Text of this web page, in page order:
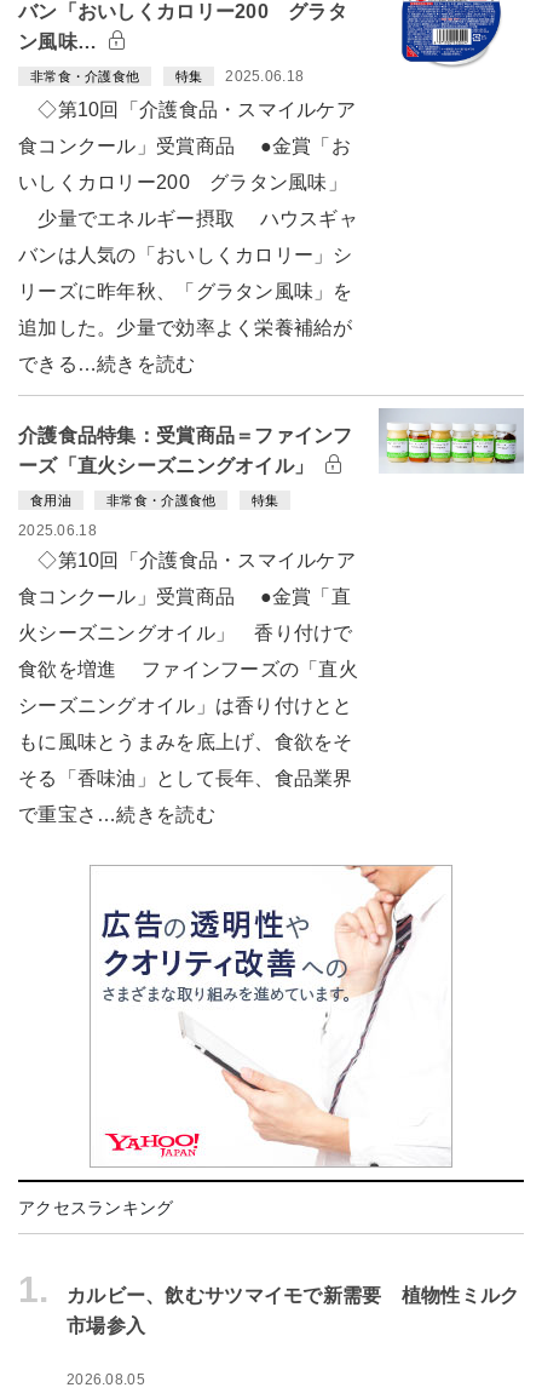
バン「おいしくカロリー200 グラタ
ン風味…
非常食・介護食他 特集 2025.06.18
◇第10回「介護食品・スマイルケア
食コンクール」受賞商品 ●金賞「お
いしくカロリー200 グラタン風味」
少量でエネルギー摂取 ハウスギャ
バンは人気の「おいしくカロリー」シ
リーズに昨年秋、「グラタン風味」を
追加した。少量で効率よく栄養補給が
できる…続きを読む
介護食品特集：受賞商品＝ファインフ
ーズ「直火シーズニングオイル」
食用油 非常食・介護食他 特集
2025.06.18
◇第10回「介護食品・スマイルケア
食コンクール」受賞商品 ●金賞「直
火シーズニングオイル」 香り付けで
食欲を増進 ファインフーズの「直火
シーズニングオイル」は香り付けとと
もに風味とうまみを底上げ、食欲をそ
そる「香味油」として長年、食品業界
で重宝さ…続きを読む
アクセスランキング
1.
カルビー、飲むサツマイモで新需要 植物性ミルク
市場参入
2026.08.05